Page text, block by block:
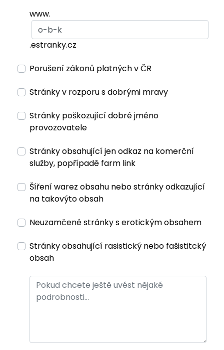
www.
.estranky.cz
Porušení zákonů platných v ČR
Stránky v rozporu s dobrými mravy
Stránky poškozující dobré jméno
provozovatele
Stránky obsahující jen odkaz na komerční
služby, popřípadě farm link
Šíření warez obsahu nebo stránky odkazující
na takovýto obsah
Neuzamčené stránky s erotickým obsahem
Stránky obsahující rasistický nebo fašistitcký
obsah